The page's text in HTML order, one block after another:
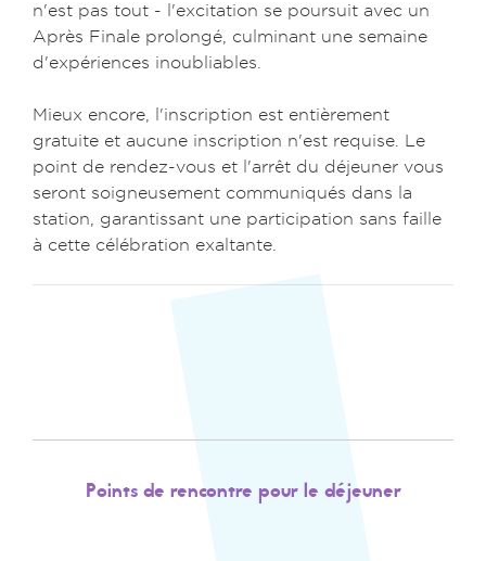
n'est pas tout - l'excitation se poursuit avec un
Après Finale prolongé, culminant une semaine
d'expériences inoubliables.
Mieux encore, l'inscription est entièrement
gratuite et aucune inscription n'est requise. Le
point de rendez-vous et l'arrêt du déjeuner vous
seront soigneusement communiqués dans la
station, garantissant une participation sans faille
à cette célébration exaltante.
Points de rencontre pour le déjeuner